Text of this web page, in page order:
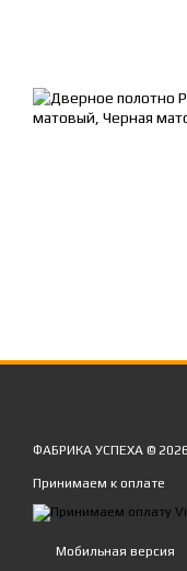
ФАБРИКА УСПЕХА ©
Принимаем к оплате
Мобильная версия